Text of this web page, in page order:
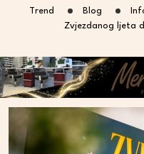
Trend Blog
Zvjezdanog ljeta